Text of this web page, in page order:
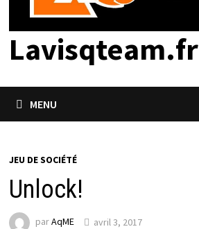
Lavisqteam.fr
MENU
JEU DE SOCIÉTÉ
Unlock!
parAqME avril 3, 2017